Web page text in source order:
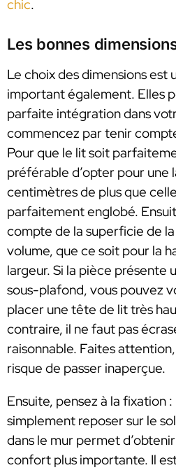
chic.
Les bonnes
Le choix des dimensions est
important également. Elles
parfaite intégration dans
commencez par tenir
Pour que le lit soit
préférable d’opter pour une
centimètres de plus que
parfaitement englobé.
compte de la superficie de
volume, que ce soit pour la
largeur. Si la pièce présente
sous-plafond, vous pouvez
placer une tête de lit très
contraire, il ne faut pas
raisonnable. Faites
risque de passer inaperçue.
Ensuite, pensez à la fixation
simplement reposer sur le
dans le mur permet
confort plus importante. Il